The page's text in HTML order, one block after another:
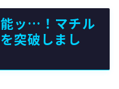
能ッ…！マチル
突破しまし